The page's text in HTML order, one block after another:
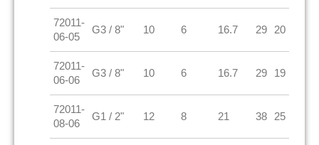
72011-
06-05
G3 / 8" 10 6 16.7 29 20
72011-
06-06
G3 / 8" 10 6 16.7 29 19
72011-
08-06
G1 / 2" 12 8 21 38 25